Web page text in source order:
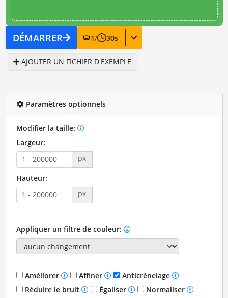
DÉMARRER 1/ 30s
AJOUTER UN FICHIER D'EXEMPLE
Paramètres optionnels
Modifier la taille:
Largeur:
px
Hauteur:
px
Appliquer un filtre de couleur:
Améliorer Affiner
Anticrénelage
Réduire le bruit
Égaliser
Normaliser